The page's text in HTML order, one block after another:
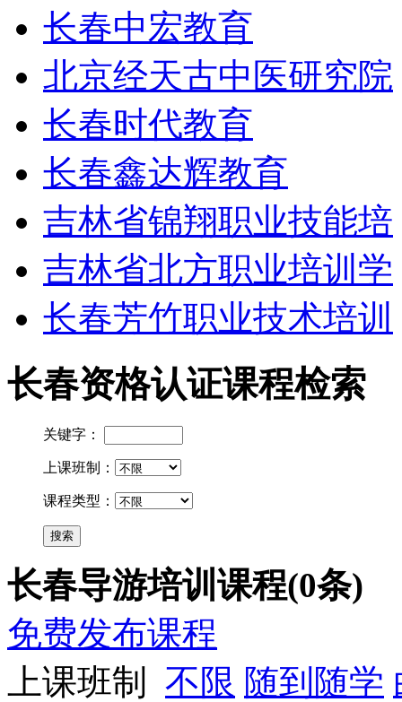
长春中宏教育
北京经天古中医研究院
长春时代教育
长春鑫达辉教育
吉林省锦翔职业技能培
吉林省北方职业培训学
长春芳竹职业技术培训
长春资格认证课程检索
关键字：
上课班制：
课程类型：
长春导游培训课程(0条)
免费发布课程
上课班制
不限 随到随学